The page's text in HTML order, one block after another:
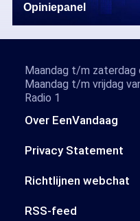
Opiniepanel
Over EenVandaag
Privacy Statement
Richtlijnen webchat
RSS-feed
Maandag t/m zaterdag
Maandag t/m vrijdag
Radio 1